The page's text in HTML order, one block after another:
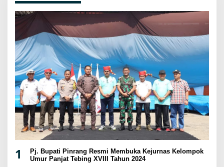
1
Pj. Bupati Pinrang Resmi Membuka Kejurnas Kelompok
Umur Panjat Tebing XVIII Tahun 2024